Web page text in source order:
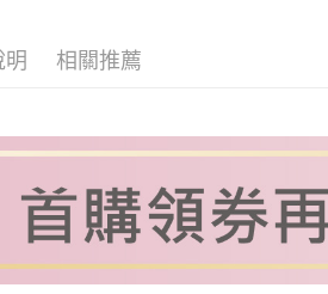
明 相關推薦